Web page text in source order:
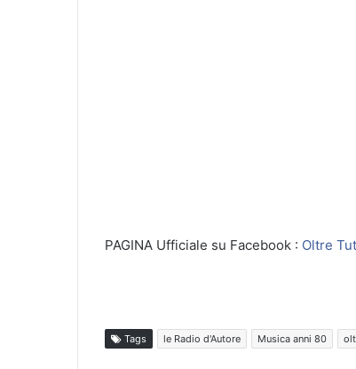
PAGINA Ufficiale su Facebook : Oltre
Tags le Radio d'Autore Musica anni 80